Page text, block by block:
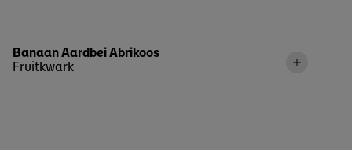
Fruitkwark
Banaan Aardbei Abrikoos